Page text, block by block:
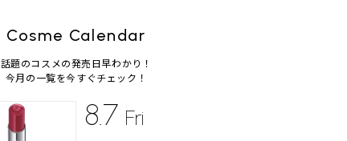
Cosme Calendar
話題のコスメの発売日早わかり！
今月の一覧を今すぐチェック！
8.7 Fri